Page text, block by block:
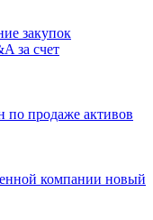
закупок
за счет
по продаже активов
компании новый